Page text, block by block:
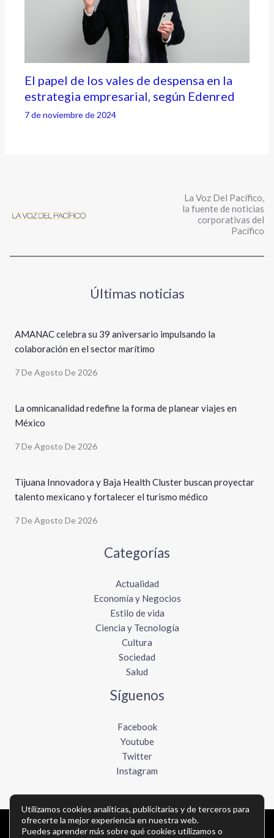
El papel de los vales de despensa en la
estrategia empresarial, según Edenred
7 de noviembre de 2024
La Voz Del Pacífico,
la fuente de noticias
corporativas del
Pacífico
Últimas noticias
AMANAC celebra su 39 aniversario impulsando la
colaboración en el sector marítimo
7 De Agosto De 2026
La omnicanalidad redefine la forma de planear viajes en
México
7 De Agosto De 2026
Tijuana Innovadora y Baja Health Cluster buscan proyectar
talento mexicano y fortalecer el turismo médico
7 De Agosto De 2026
Categorías
Actualidad
Economía y Negocios
Estilo de vida
Ciencia y Tecnología
Cultura
Sociedad
Salud
Síguenos
Facebook
Youtube
Twitter
Instagram
Copyright © Todos los derechos reservados -
Utilizamos cookies analíticas, publicitarias y de terceros para
ofrecerte la mejor experiencia en nuestra web.
Puedes aprender más sobre qué cookies utilizamos o